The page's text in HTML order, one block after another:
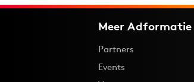
Meer Adformatie
Partners
Events